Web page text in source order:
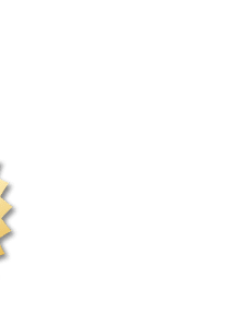
grupp.ru
04-78
24-85
pdf (2,8 МБ)